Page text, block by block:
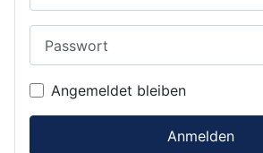
Angemeldet bleiben
Anmelden